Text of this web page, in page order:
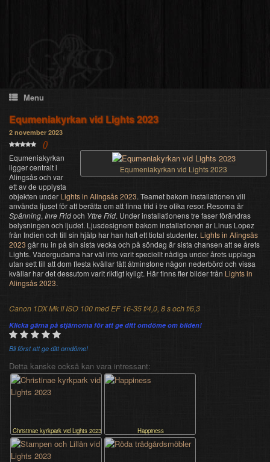
Menu
Equmeniakyrkan vid Lights 2023
2 november 2023
()
Equmeniakyrkan vid Lights 2023
Equmeniakyrkan
ligger centralt i
Alingsås och var
ett av de upplysta
objekten under Lights in Alingsås 2023. Teamet bakom installationen vill
använda ljuset för att berätta om att finna frid i tre olika resor. Resorna är
Spänning, Inre Fridoch Yttre Frid. Under installationens tre faser förändras
belysningen och ljudet. Ljusdesignern bakom installationen är Linus Lopez
från Indien och till sin hjälp har han haft ett tiotal studenter. Lights in Alingsås
2023 går nu in på sin sista vecka och på söndag är sista chansen att se årets
Lights. Vädergudarna har väl inte varit speciellt nådiga under årets upplaga
utan sett till att dom flesta kvällar fått åtminstone någon nederbörd och vissa
kvällar har det dessutom varit riktigt kyligt. Här finns fler bilder från Lights in
Alingsås 2023.
Canon 1DX Mk II ISO 100 med EF 16-35 f/4,0, 8 s och f/6,3
Klicka gärna på stjärnorna för att ge ditt omdöme om bilden!
Bli först att ge ditt omdöme!
Detta kanske också kan vara intressant:
Christinae kyrkpark vid Lights 2023 Happiness